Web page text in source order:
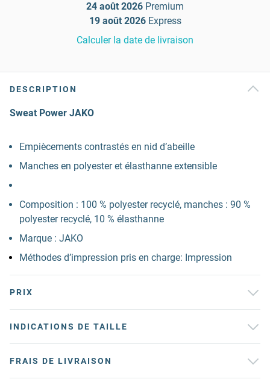
24 août 2026 Premium
19 août 2026 Express
Calculer la date de livraison
DESCRIPTION
Sweat Power JAKO
Empiècements contrastés en nid d’abeille
Manches en polyester et élasthanne extensible
Composition : 100 % polyester recyclé, manches : 90 %
polyester recyclé, 10 % élasthanne
Marque : JAKO
Méthodes d’impression pris en charge: Impression
PRIX
INDICATIONS DE TAILLE
FRAIS DE LIVRAISON